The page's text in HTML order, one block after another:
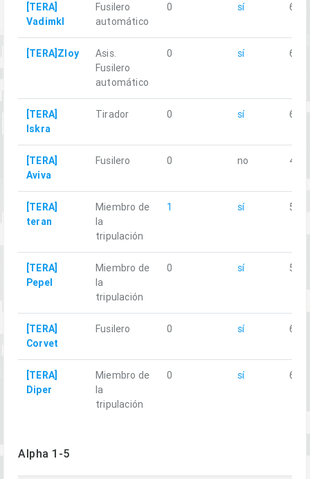
[TERA]
Vadimkl
Fusilero
automático
0 sí 6.88
[TERA]Zloy
Asis.
Fusilero
automático
0 sí 6.63
[TERA]
Iskra
Tirador 0 sí 6.71
[TERA]
Aviva
Fusilero 0 no 4.08
[TERA]
teran
Miembro de
la
tripulación
1 sí 5.98
[TERA]
Pepel
Miembro de
la
tripulación
0 sí 5.39
[TERA]
Corvet
Fusilero 0 sí 6.44
[TERA]
Diper
Miembro de
la
tripulación
0 sí 6.25
Alpha 1-5